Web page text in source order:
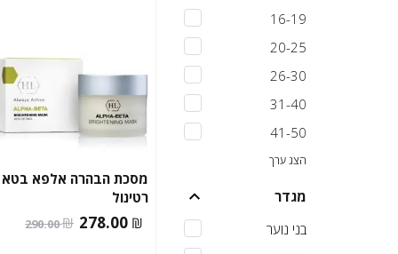
16-19
20-25
26-30
31-40
41-50
הצג ערך
מגדר
בני נוער
מסכת הבהרה אלפא בטא
רטינול
290.00₪
המחיר
278.00 ₪
המחיר